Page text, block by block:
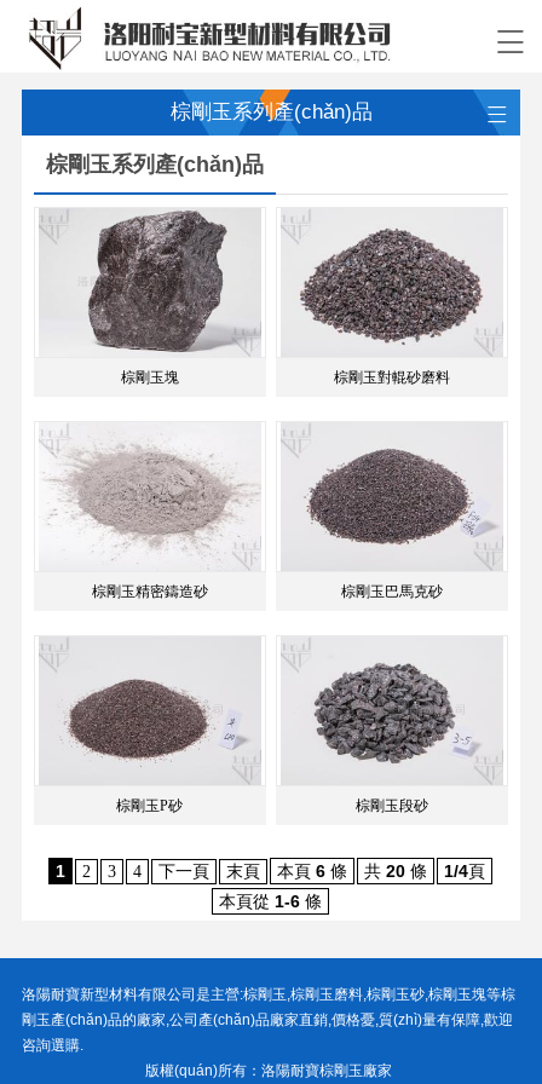
棕剛玉系列產(chǎn)品
棕剛玉系列產(chǎn)品
棕剛玉塊 棕剛玉對輥砂磨料
棕剛玉精密鑄造砂 棕剛玉巴馬克砂
棕剛玉P砂 棕剛玉段砂
1 2 3 4 下一頁 末頁 本頁 6條 共20 條 1/4頁
本頁從 1-6條
洛陽耐寶新型材料有限公司 是主營:棕剛玉,棕剛玉磨料,棕剛玉砂,棕剛玉塊等棕
剛玉產(chǎn)品的廠家,公司產(chǎn)品廠家直銷,價格憂,質(zhì)量有保障,歡迎
咨詢選購.
版權(quán)所有： 洛陽耐寶棕剛玉廠家